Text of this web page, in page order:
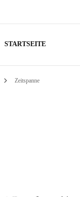
STARTSEITE
Zeitspanne